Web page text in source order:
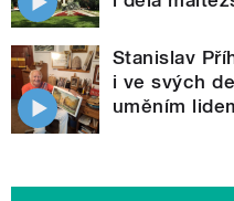
Stanislav
i ve svých
uměním